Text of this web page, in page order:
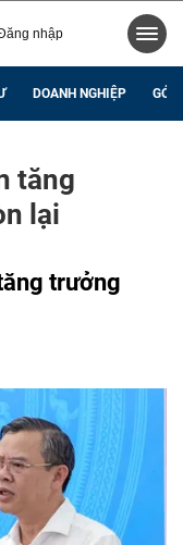
nhập
DOANH NGHIỆP GÓC
tăng
lại
trưởng